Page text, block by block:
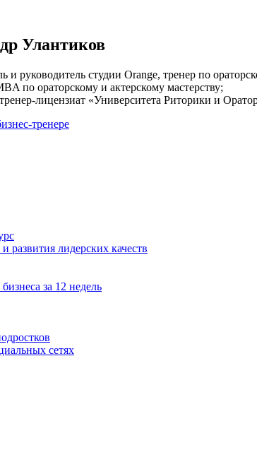
Улантиков
и руководитель студии Orange, тренер по
по ораторскому и актерскому мастерству;
лицензиат «Университета Риторики и
тренере
лидерских качеств
за 12 недель
сетях